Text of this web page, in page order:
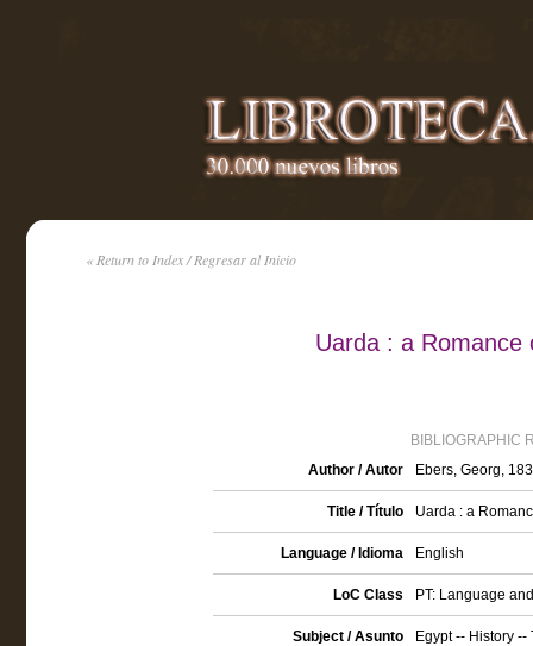
« Return to Index / Regresar al Inicio
Uarda : a
BIBLIOGRAPHIC
Author / Autor
Ebers, Georg,
Title / Título Uarda : a
Language / Idioma English
LoC Class PT: Language
Subject / Asunto Egypt -- History --